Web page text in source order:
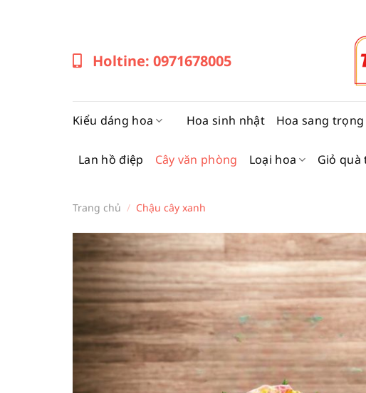
Holtine: 0971678005
Kiểu dáng hoa Hoa sinh nhật Hoa sang trọng
Lan hồ điệp Cây văn phòng Loại hoa Giỏ quà
Trang chủ / Chậu cây xanh